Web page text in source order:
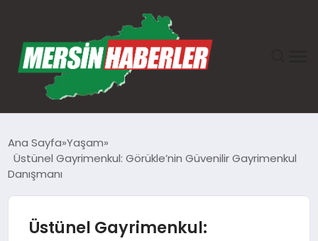
GÜNDEM
Ana Sayfa Yaşam
Üstünel Gayrimenkul: Görükle’nin Güvenilir Gayrimenkul
Danışmanı
Üstünel Gayrimenkul: